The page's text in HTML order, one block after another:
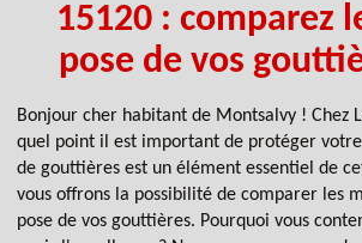
15120 : comparez
pose de vos
Bonjour cher habitant de Montsalvy ! Chez
quel point il est important de protéger
de gouttières est un élément essentiel de
vous offrons la possibilité de comparer les
pose de vos gouttières. Pourquoi vous